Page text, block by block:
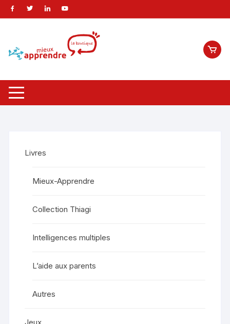
Livres
Mieux-Apprendre
Collection Thiagi
Intelligences multiples
L’aide aux parents
Autres